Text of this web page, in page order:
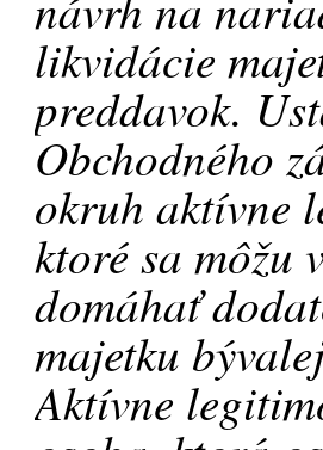
likvidácie
preddavok.
Obchodného
okruh aktívne
ktoré sa môžu
domáhať
majetku
Aktívne